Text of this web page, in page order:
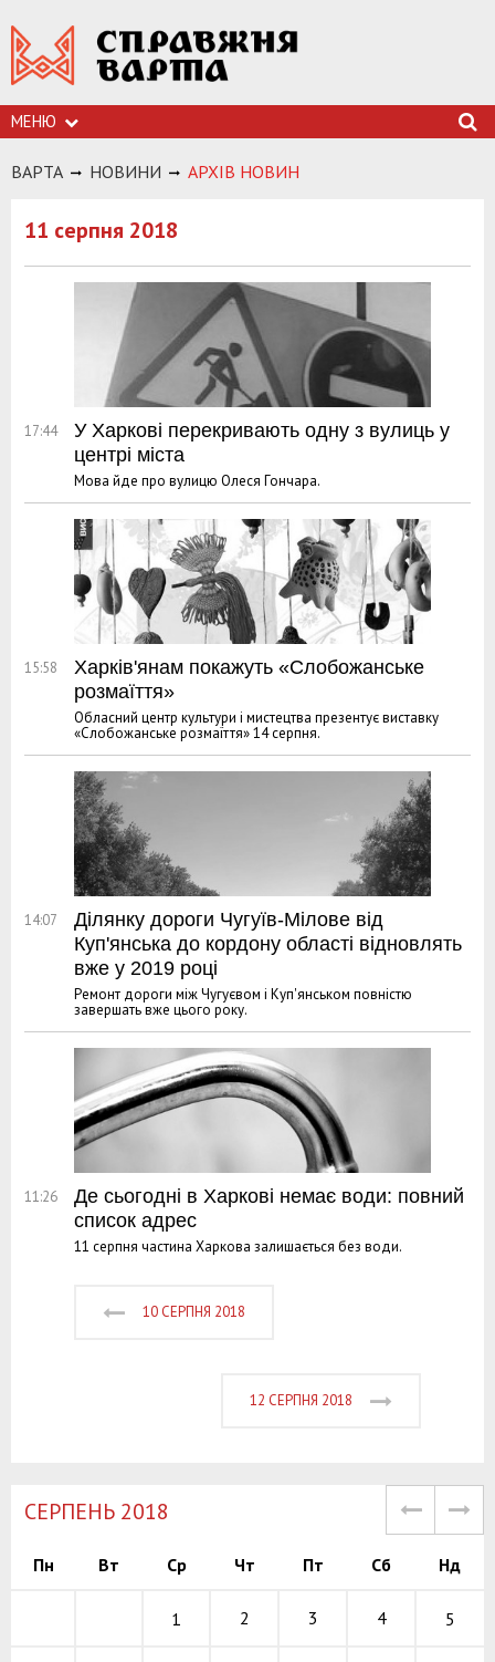
МЕНЮ
ВАРТА НОВИНИ АРХIВ НОВИН
11 серпня 2018
17:44
У Харкові перекривають одну з вулиць у
центрі міста
Мова йде про вулицю Олеся Гончара.
15:58
Харків'янам покажуть «Слобожанське
розмаїття»
Обласний центр культури і мистецтва презентує виставку
«Слобожанське розмаїття» 14 серпня.
14:07
Ділянку дороги Чугуїв-Мілове від
Куп'янська до кордону області відновлять
вже у 2019 році
Ремонт дороги між Чугуєвом і Куп'янськом повністю
завершать вже цього року.
11:26
Де сьогодні в Харкові немає води: повний
список адрес
11 серпня частина Харкова залишається без води.
10 СЕРПНЯ 2018
12 СЕРПНЯ 2018
СЕРПЕНЬ 2018
Пн Вт Ср Чт Пт Сб Нд
1 2 3 4 5